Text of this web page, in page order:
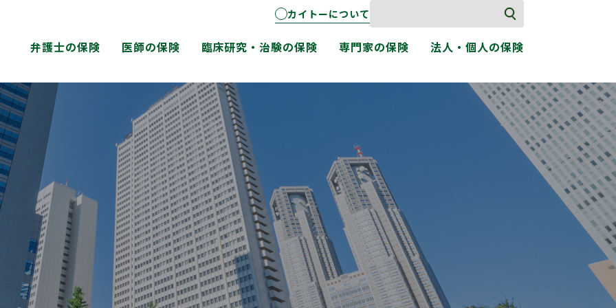
カイトーについて
弁護士の保険 医師の保険 臨床研究・治験の保険 専門家の保険 法人・個人の保険